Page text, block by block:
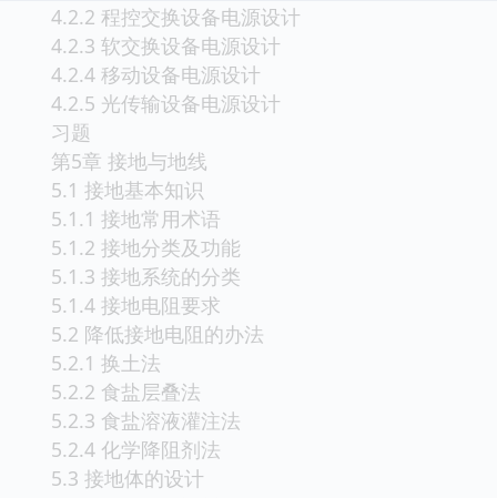
4.2.2 程控交换设备电源设计
4.2.3 软交换设备电源设计
4.2.4 移动设备电源设计
4.2.5 光传输设备电源设计
习题
第5章 接地与地线
5.1 接地基本知识
5.1.1 接地常用术语
5.1.2 接地分类及功能
5.1.3 接地系统的分类
5.1.4 接地电阻要求
5.2 降低接地电阻的办法
5.2.1 换土法
5.2.2 食盐层叠法
5.2.3 食盐溶液灌注法
5.2.4 化学降阻剂法
5.3 接地体的设计